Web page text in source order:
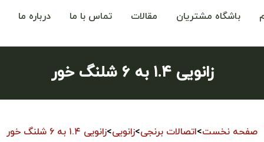
باشگاه مشتریان مقالات تماس با ما درباره ما
زانویی ۱.۴ به ۶ شلنگ خور
صفحه نخست>اتصالات برنجی>زانویی>زانویی ۱.۴ به ۶ شلنگ خور